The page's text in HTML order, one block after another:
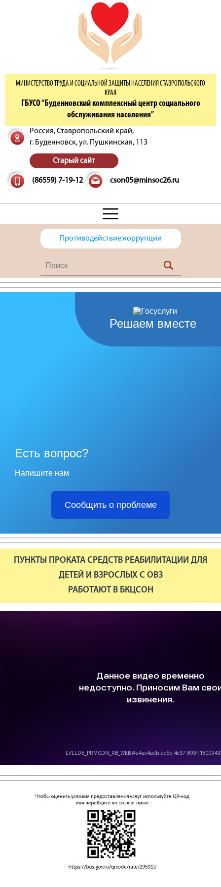
МИНИСТЕРСТВО ТРУДА И СОЦИАЛЬНОЙ ЗАЩИТЫ НАСЕЛЕНИЯ СТАВРОПОЛЬСКОГО
КРАЯ
ГБУСО “Буденновский комплексный центр социального
обслуживания населения”
Россия, Ставропольский край,
г. Буденновск,ул. Пушкинская, 113
Старый сайт
(86559) 7-19-12 cson05@minsoc26.ru
Противодействие коррупции
Решаем вместе
Есть вопрос?
Напишите нам
Сообщить о проблеме
ПУНКТЫ ПРОКАТА СРЕДСТВ РЕАБИЛИТАЦИИ ДЛЯ
ДЕТЕЙ И ВЗРОСЛЫХ С ОВЗ
РАБОТАЮТ В БКЦСОН